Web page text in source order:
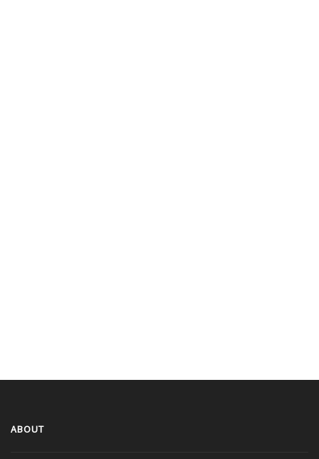
ABOUT